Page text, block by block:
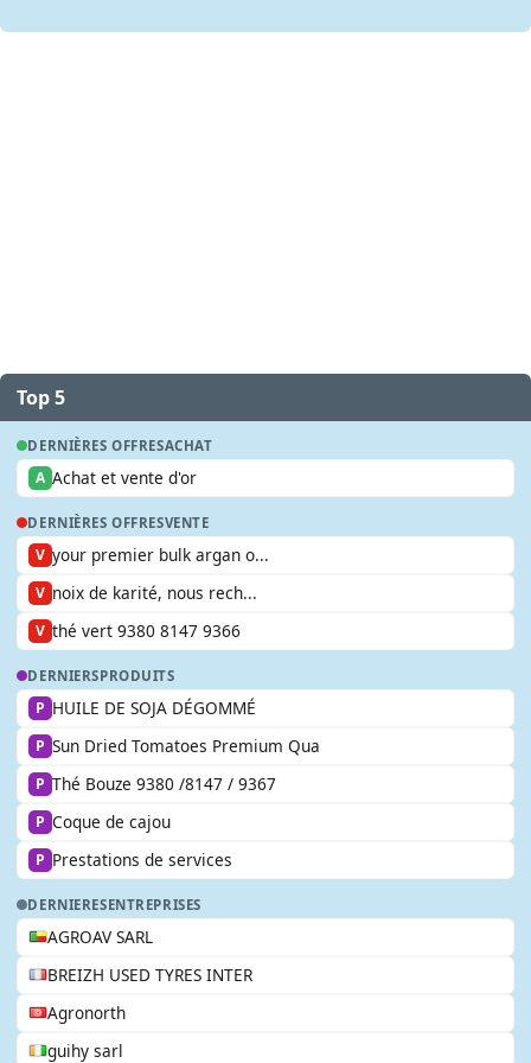
Top 5
DERNIÈRES OFFRESACHAT
A Achat et vente d'or
DERNIÈRES OFFRESVENTE
V your premier bulk argan o...
V noix de karité, nous rech...
V thé vert 9380 8147 9366
DERNIERSPRODUITS
P HUILE DE SOJA DÉGOMMÉ
P Sun Dried Tomatoes Premium Qua
P Thé Bouze 9380 /8147 / 9367
P Coque de cajou
P Prestations de services
DERNIERESENTREPRISES
AGROAV SARL
BREIZH USED TYRES INTER
Agronorth
guihy sarl